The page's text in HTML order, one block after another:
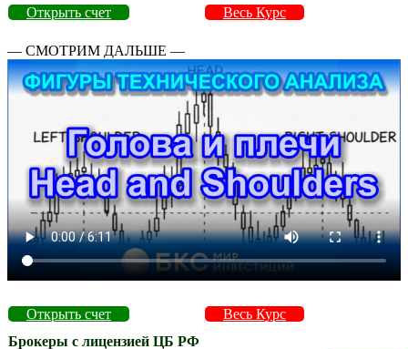
Открыть счет Весь Курс
— СМОТРИМ ДАЛЬШЕ —
Открыть счет
Весь Курс
Брокеры с лицензией ЦБ РФ